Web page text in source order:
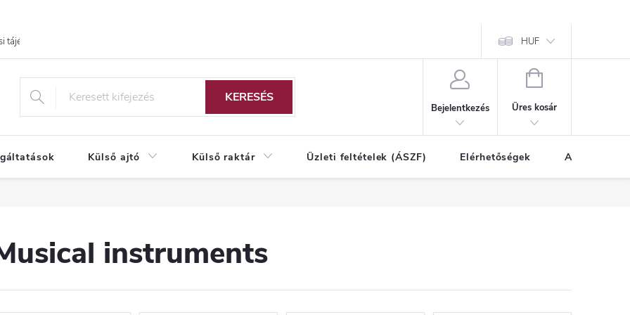
tájékoztató HUF
KERESÉS
Bejelentkezés
KOSÁR
Üres kosár
Külső ajtó Külső raktár Üzleti feltételek (ÁSZF) Elérhetőségek A vásárlás
instruments